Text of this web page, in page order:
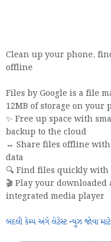
Clean up your phone,
offline
Files by Google is a file
12MB of storage on your
✨ Free up space with
backup to the cloud
↔️ Share files offline
data
🔍 Find files quickly with
🎬 Play your
integrated media player
બદલી કેમ્પ અંગે લેટેસ્ટ ન્યુઝ જોવા